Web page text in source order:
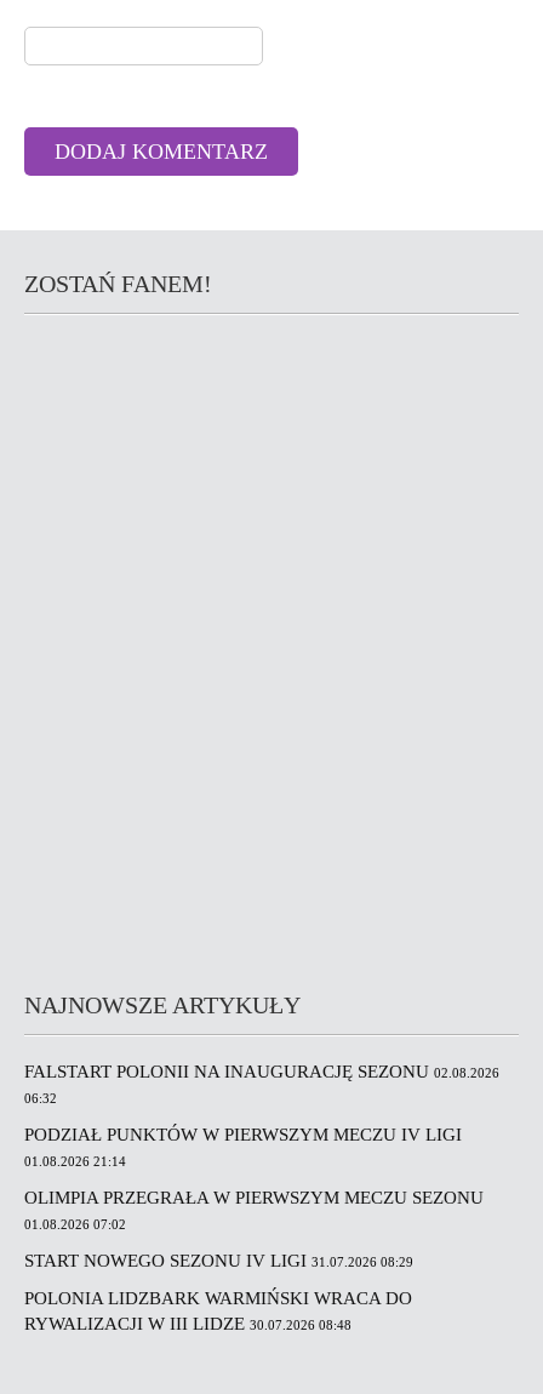
ZOSTAŃ FANEM!
NAJNOWSZE ARTYKUŁY
FALSTART POLONII NA INAUGURACJĘ SEZONU 02.08.2026
06:32
PODZIAŁ PUNKTÓW W PIERWSZYM MECZU IV LIGI
01.08.2026 21:14
OLIMPIA PRZEGRAŁA W PIERWSZYM MECZU SEZONU
01.08.2026 07:02
START NOWEGO SEZONU IV LIGI 31.07.2026 08:29
POLONIA LIDZBARK WARMIŃSKI WRACA DO
RYWALIZACJI W III LIDZE 30.07.2026 08:48